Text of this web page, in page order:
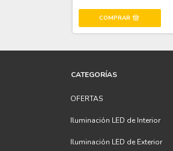
CATEGORÍAS
OFERTAS
Iluminación LED de Interior
Iluminación LED de Exterior